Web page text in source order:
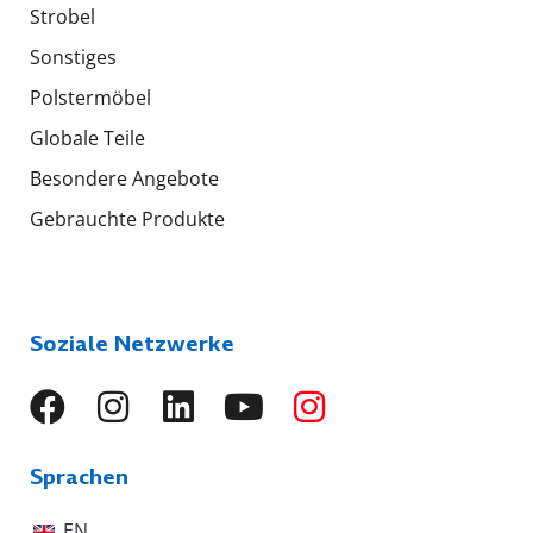
Strobel
Sonstiges
Polstermöbel
Globale Teile
Besondere Angebote
Gebrauchte Produkte
Soziale Netzwerke
Sprachen